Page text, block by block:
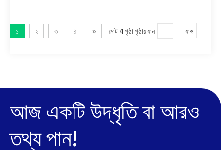
১ ২ ৩ ৪ » মোট 4 পৃষ্ঠা পৃষ্ঠায় যান যাও
আজ একটি উদ্ধৃতি বা আরও
তথ্য পান!